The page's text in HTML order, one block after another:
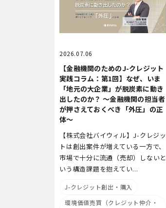
2026.07.06
【金融機関のためのJ-クレジット
実践コラム：第1回】なぜ、いま
「地元の大企業」が脱炭素に動き
出したのか？ 〜金融機関の担当者
が押さえておくべき「外圧」の正
体〜
【株式会社バイウィル】J-クレジッ
トは創出案件が増えている一方で、
市場で十分に流通（売却）しないと
いう構造課題を抱えてい...
J-クレジット創出・購入
環境価値売買（クレジット仲介・